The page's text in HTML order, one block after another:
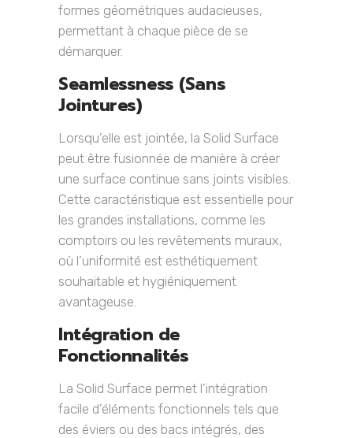
formes géométriques audacieuses,
permettant à chaque pièce de se
démarquer.
Seamlessness (Sans
Jointures)
Lorsqu’elle est jointée, la Solid Surface
peut être fusionnée de manière à créer
une surface continue sans joints visibles.
Cette caractéristique est essentielle pour
les grandes installations, comme les
comptoirs ou les revêtements muraux,
où l’uniformité est esthétiquement
souhaitable et hygiéniquement
avantageuse.
Intégration de
Fonctionnalités
La Solid Surface permet l’intégration
facile d’éléments fonctionnels tels que
des éviers ou des bacs intégrés, des